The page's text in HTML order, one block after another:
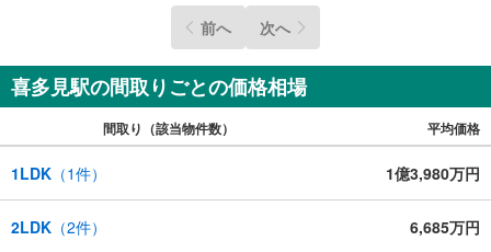
しております。
前へ 次へ
喜多見駅の間取りごとの価格相場
間取り（該当物件数） 平均価格
1LDK （1件） 1億3,980万円
2LDK （2件） 6,685万円